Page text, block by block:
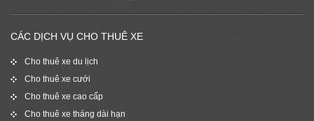
CÁC DỊCH VỤ CHO THUÊ XE
Cho thuê xe du lịch
Cho thuê xe cưới
Cho thuê xe cao cấp
Cho thuê xe tháng dài hạn